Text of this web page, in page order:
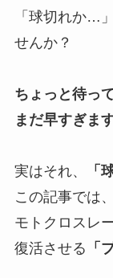
「球切れか…
せんか？
ちょっと待っ
まだ早すぎます
実はそれ、 「
この記事では
モトクロスレ
復活させる 「